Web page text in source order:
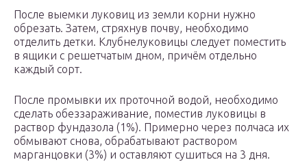
После выемки луковиц из земли корни нужно
обрезать. Затем, стряхнув почву, необходимо
отделить детки. Клубнелуковицы следует поместить
в ящики с решетчатым дном, причём отдельно
каждый сорт.
После промывки их проточной водой, необходимо
сделать обеззараживание, поместив луковицы в
раствор фундазола (1%). Примерно через полчаса их
обмывают снова, обрабатывают раствором
марганцовки (3%) и оставляют сушиться на 3 дня.